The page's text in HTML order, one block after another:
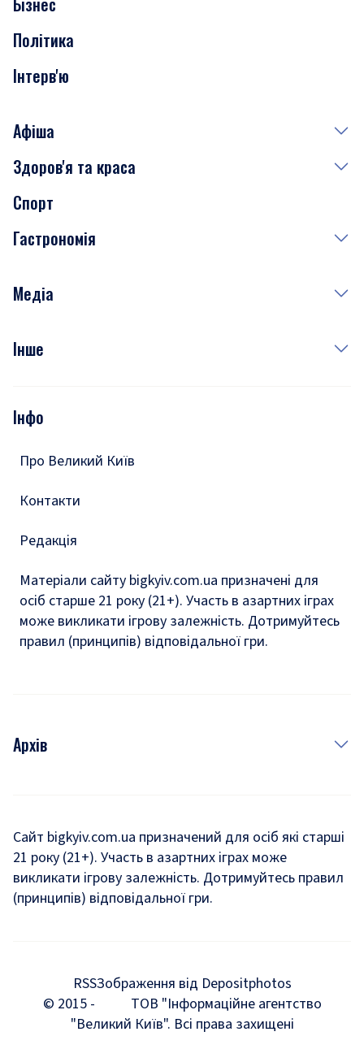
Транспорт
Політика
Інтерв'ю
Афіша
Сьогодні
Завтра
Субота
Здоров'я та краса
Медицина
Краса
Спорт
Гастрономія
Рецепти
Медіа
Фото
Подкасти
Інше
Тести
Інфо
Про Великий Київ
Контакти
Редакція
Матеріали сайту bigkyiv.com.ua призначені для
осіб старше 21 року (21+). Участь в азартних іграх
може викликати ігрову залежність. Дотримуйтесь
правил (принципів) відповідальної гри.
Архів
Комуналка
Хроніки війни
Мегаполіс
Київщина
Сайт bigkyiv.com.ua призначений для осіб які старші
21 року (21+). Участь в азартних іграх може
викликати ігрову залежність. Дотримуйтесь правил
(принципів) відповідальної гри.
RSSЗображення від Depositphotos
© 2015 -
ТОВ "Інформаційне агентство
"Великий Київ". Всі права захищені